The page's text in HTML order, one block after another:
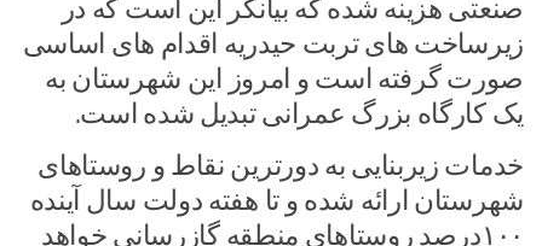
صنعتی هزینه شده که بیانگر این است که در
زیرساخت های تربت حیدریه اقدام های اساسی
صورت گرفته است و امروز این شهرستان به
یک کارگاه بزرگ عمرانی تبدیل شده است.
خدمات زیربنایی به دورترین نقاط و روستاهای
شهرستان ارائه شده و تا هفته دولت سال آینده
۱۰۰درصد روستاهای منطقه گازرسانی خواهد